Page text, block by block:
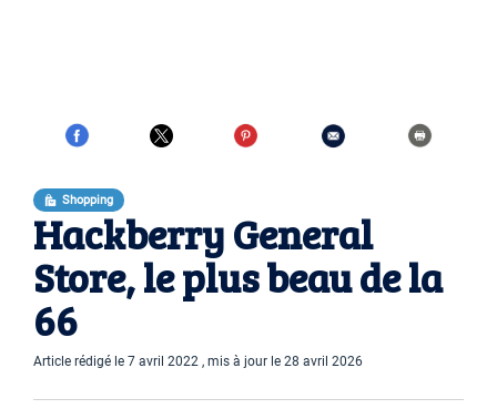
Shopping
Hackberry General
Store, le plus beau de la
66
Article rédigé le 7 avril 2022 , mis à jour le 28 avril 2026